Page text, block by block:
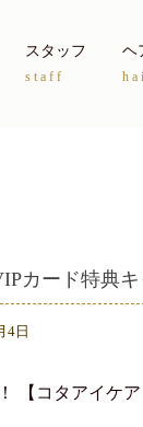
スタッフ
staff
ヘ
カード特典キ
4日
【コタアイケ